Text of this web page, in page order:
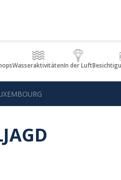
WasseraktivitätenIn der Luft